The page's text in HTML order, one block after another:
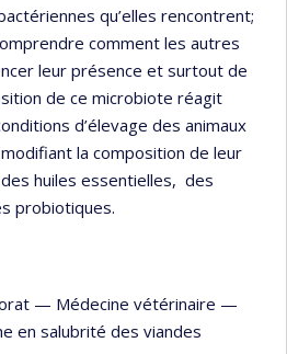
qu’elles rencontrent;
comment les autres
leur présence et surtout de
de ce microbiote réagit
d’élevage des animaux
la composition de leur
huiles essentielles, des
probiotiques.
— Médecine vétérinaire —
en salubrité des viandes